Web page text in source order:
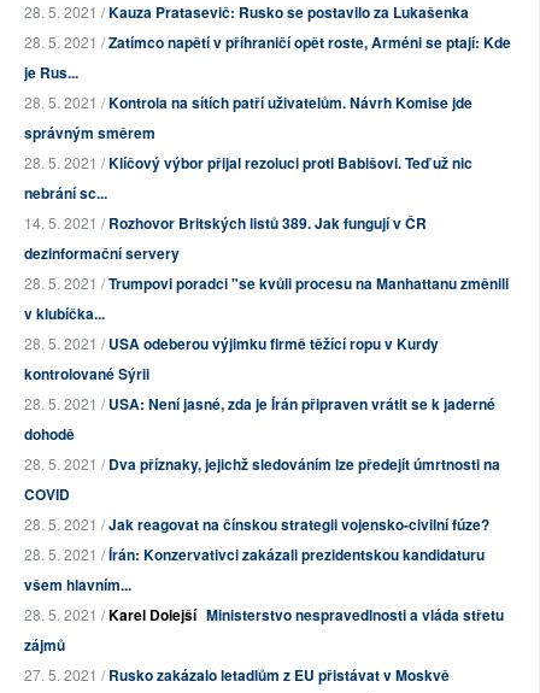
28. 5. 2021 /Kauza Pratasevič: Rusko se postavilo za Lukašenka
28. 5. 2021 /Zatímco napětí v příhraničí opět roste, Arméni se ptají: Kde
je Rus...
28. 5. 2021 /Kontrola na sítích patří uživatelům. Návrh Komise jde
správným směrem
28. 5. 2021 /Klíčový výbor přijal rezoluci proti Babišovi. Teď už nic
nebrání sc...
14. 5. 2021 /Rozhovor Britských listů 389. Jak fungují v ČR
dezinformační servery
28. 5. 2021 /Trumpovi poradci "se kvůli procesu na Manhattanu změnili
v klubíčka...
28. 5. 2021 /USA odeberou výjimku firmě těžící ropu v Kurdy
kontrolované Sýrii
28. 5. 2021 /USA: Není jasné, zda je Írán připraven vrátit se k jaderné
dohodě
28. 5. 2021 /Dva příznaky, jejichž sledováním lze předejít úmrtnosti na
COVID
28. 5. 2021 /Jak reagovat na čínskou strategii vojensko-civilní fúze?
28. 5. 2021 /Írán: Konzervativci zakázali prezidentskou kandidaturu
všem hlavním...
28. 5. 2021 /Karel Dolejší Ministerstvo nespravedlnosti a vláda střetu
zájmů
27. 5. 2021 /Rusko zakázalo letadlům z EU přistávat v Moskvě